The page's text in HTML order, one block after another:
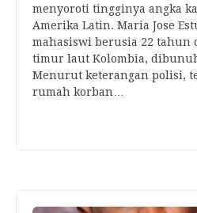
menyoroti tingginya angka
Amerika Latin. Maria Jose
mahasiswi berusia 22 tahun
timur laut Kolombia,
Menurut keterangan polisi,
rumah korban…